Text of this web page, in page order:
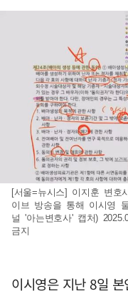
[서울=뉴시스] 이지훈 변
이브 방송을 통해 이시영
널 '아는변호사' 캡처)
금지
이시영은 지난 8일